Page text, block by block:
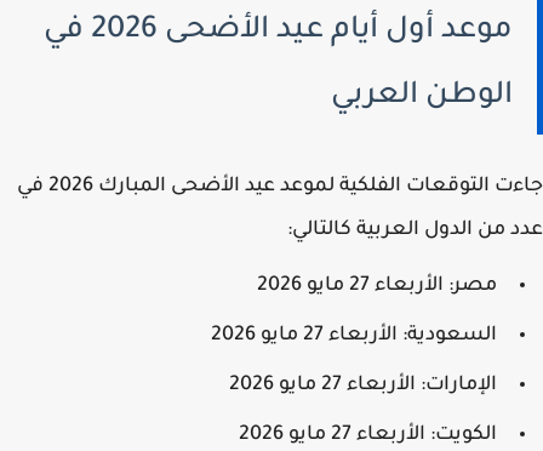
موعد أول أيام عيد الأضحى 2026 في
الوطن العربي
جاءت التوقعات الفلكية لموعد عيد الأضحى المبارك 2026 في
من الدول العربية كالتالي:
مصر: الأربعاء 27 مايو 2026
السعودية: الأربعاء 27 مايو 2026
الإمارات: الأربعاء 27 مايو 2026
الكويت: الأربعاء 27 مايو 2026